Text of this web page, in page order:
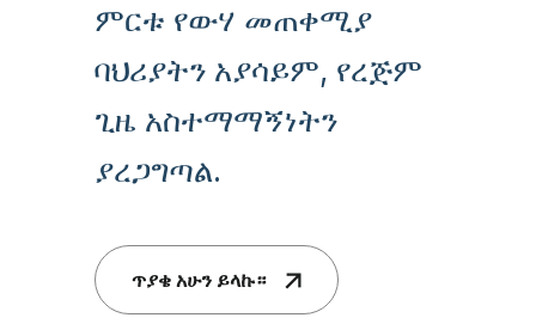
ምርቱ የውሃ መጠቀሚያ
ባህሪያትን አያሳይም, የረጅም
ጊዜ አስተማማኝነትን
ያረጋግጣል.
ጥያቄ አሁን ይላኩ።